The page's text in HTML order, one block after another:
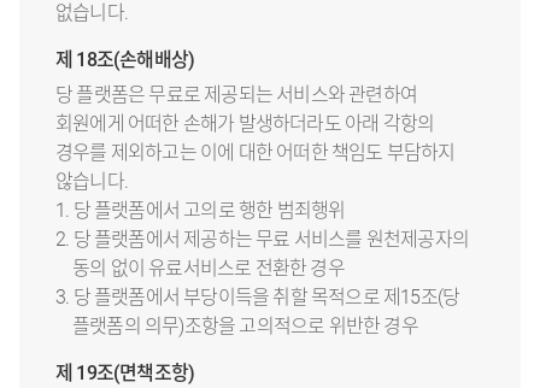
없습니다.
제 18조(손해배상)
당 플랫폼은 무료로 제공되는 서비스와 관련하여
회원에게 어떠한 손해가 발생하더라도 아래 각항의
경우를 제외하고는 이에 대한 어떠한 책임도 부담하지
않습니다.
1. 당 플랫폼에서 고의로 행한 범죄행위
2. 당 플랫폼에서 제공하는 무료 서비스를 원천제공자의
동의 없이 유료서비스로 전환한 경우
3. 당 플랫폼에서 부당이득을 취할 목적으로 제15조(당
플랫폼의 의무)조항을 고의적으로 위반한 경우
제 19조(면책조항)